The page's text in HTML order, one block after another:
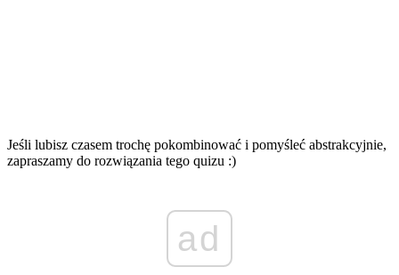
Jeśli lubisz czasem trochę pokombinować i pomyśleć abstrakcyjnie,
zapraszamy do rozwiązania tego quizu :)
ad